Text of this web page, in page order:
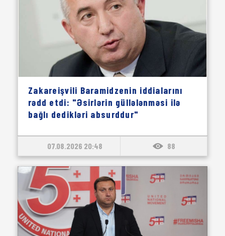
Zakareişvili Baramidzenin iddialarını
rədd etdi: "Əsirlərin güllələnməsi ilə
bağlı dedikləri absurddur"
07.08.2026 20:48 88